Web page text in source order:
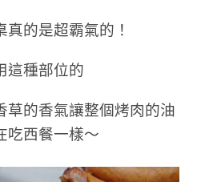
的是超霸氣的！
這種部位的
草的香氣讓整個烤肉的油
吃西餐一樣～